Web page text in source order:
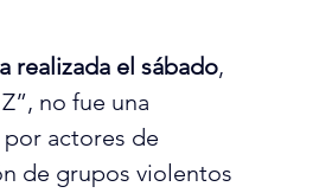
realizada el sábado,
no fue una
actores de
de grupos violentos